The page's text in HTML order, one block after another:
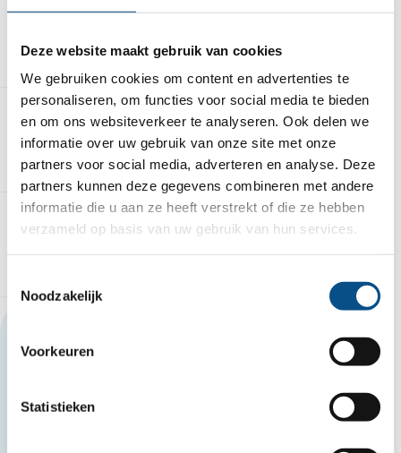
Deze website maakt gebruik van cookies
We gebruiken cookies om content en advertenties te
personaliseren, om functies voor social media te bieden
en om ons websiteverkeer te analyseren. Ook delen we
informatie over uw gebruik van onze site met onze
partners voor social media, adverteren en analyse. Deze
partners kunnen deze gegevens combineren met andere
informatie die u aan ze heeft verstrekt of die ze hebben
verzameld op basis van uw gebruik van hun services.
Noodzakelijk
Voorkeuren
Statistieken
uitvoering en projectleiding. De cultuur is
Dit neem je mee
Dit bieden wij